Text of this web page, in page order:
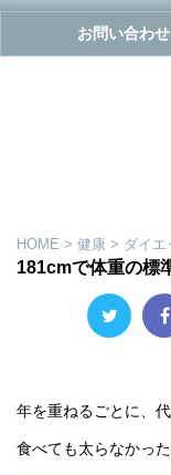
お問い合わせ
HOME > 健康 > ダイエ
181cmで体重の標
年を重ねるごとに、
食べても太らなかった